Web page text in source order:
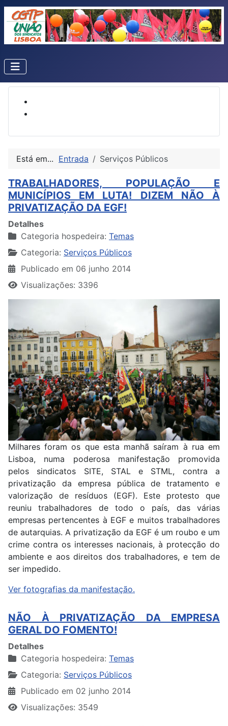
Está em... Entrada Serviços Públicos
TRABALHADORES, POPULAÇÃO E
MUNICÍPIOS EM LUTA! DIZEM NÃO À
PRIVATIZAÇÃO DA EGF!
Detalhes
Categoria hospedeira: Temas
Categoria: Serviços Públicos
Publicado em 06 junho 2014
Visualizações: 3396
Milhares foram os que esta manhã saíram à rua em
Lisboa, numa poderosa manifestação promovida
pelos sindicatos SITE, STAL e STML, contra a
privatização da empresa pública de tratamento e
valorização de resíduos (EGF). Este protesto que
reuniu trabalhadores de todo o país, das várias
empresas pertencentes à EGF e muitos trabalhadores
de autarquias. A privatização da EGF é um roubo e um
crime contra os interesses nacionais, à protecção do
ambiente e aos direitos dos trabalhadores, e tem de
ser impedido.
Ver fotografias da manifestação.
NÃO À PRIVATIZAÇÃO DA EMPRESA
GERAL DO FOMENTO!
Detalhes
Categoria hospedeira: Temas
Categoria: Serviços Públicos
Publicado em 02 junho 2014
Visualizações: 3549